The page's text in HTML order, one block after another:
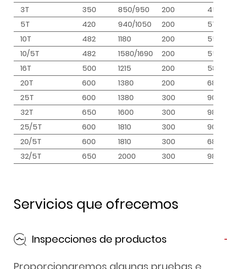
3T
350 850/950 200
455
5T
420 940/1050 200
570
10T
482 1180 200
550
10/5T
482 1580/1690 200
550
16T
500 1215 200
580/
20T
600 1380 200
680/
25T
600 1380 300
900
32T
650 1600 300
980
25/5T
600 1810 300
900
20/5T
600 1810 300
680/
32/5T
650 2000 300 980
Servicios que ofrecemos
Inspecciones de productos